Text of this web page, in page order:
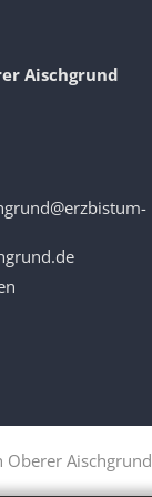
Aischgrund
Oberer Aischgrund